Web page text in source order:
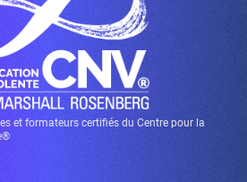
et formateurs certifiés du Centre pour la